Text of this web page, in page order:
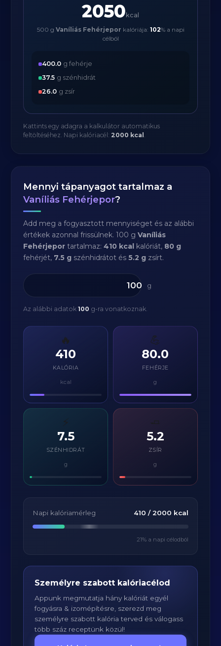
2050 kcal
500 g Vaníliás Fehérjepor kalóriája: 102% a napi
célból
400.0 g fehérje
37.5 g szénhidrát
26.0 g zsír
Kattints egy adagra a kalkulátor automatikus
feltöltéséhez. Napi kalóriacél: 2000 kcal .
Mennyi tápanyagot tartalmaz a
Vaníliás Fehérjepor?
Add meg a fogyasztott mennyiséget és az alábbi
értékek azonnal frissülnek. 100 gVaníliás
Fehérjepor tartalmaz:410 kcal kalóriát, 80 g
fehérjét, 7.5 g szénhidrátot és5.2 g zsírt.
g
Az alábbi adatok100 g-ra vonatkoznak.
🔥
410
KALÓRIA
kcal
💪
80.0
FEHÉRJE
g
⚡
7.5
SZÉNHIDRÁT
g
5.2
ZSÍR
g
Napi kalóriamérleg 410 / 2000 kcal
21% a napi célodból
Személyre szabott kalóriacélod
Appunk megmutatja hány kalóriát egyél
fogyásra & izomépítésre, szerezd meg
személyre szabott kalória terved és válogass
több száz receptünk közül!